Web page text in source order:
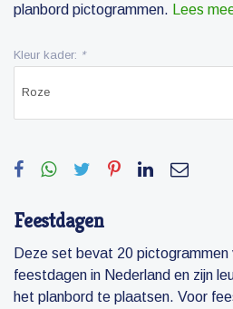
planbord pictogrammen. Lees
Kleur kader: *
Feestdagen
Deze set bevat 20
feestdagen in Nederland en zijn
het planbord te plaatsen. Voor